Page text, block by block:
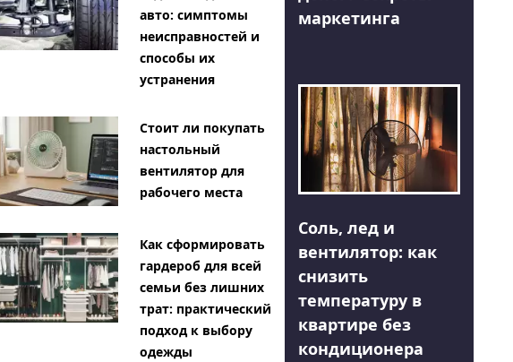
авто: симптомы
неисправностей и
способы их
устранения
Стоит ли покупать
настольный
вентилятор для
рабочего места
Как сформировать
гардероб для всей
семьи без лишних
трат: практический
подход к выбору
одежды
маркетинга
Соль, лед и
вентилятор: как
снизить
температуру в
квартире без
кондиционера